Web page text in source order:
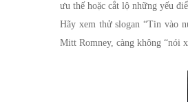
ưu thế hoặc cắt lộ những yếu
Hãy xem thử slogan “Tin vào
Mitt Romney, càng không “nói